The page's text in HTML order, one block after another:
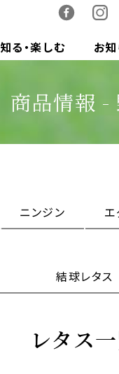
知る・楽しむ お
商品情報 -
ニンジン エ
結球レタス
レタス